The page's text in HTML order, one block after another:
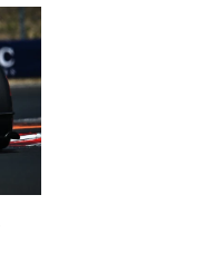
SLEDUJTE NÁS NA